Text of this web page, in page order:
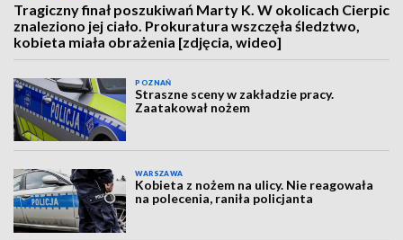
Tragiczny finał poszukiwań Marty K. W okolicach Cierpic
znaleziono jej ciało. Prokuratura wszczęła śledztwo,
kobieta miała obrażenia [zdjęcia, wideo]
POZNAŃ
Straszne sceny w zakładzie pracy.
Zaatakował nożem
WARSZAWA
Kobieta z nożem na ulicy. Nie reagowała
na polecenia, raniła policjanta